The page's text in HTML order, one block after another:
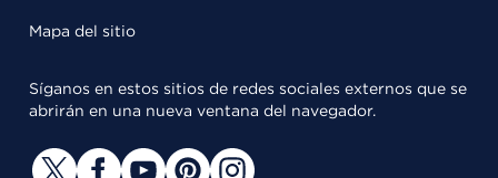
Mapa del sitio
Síganos en estos sitios de redes sociales externos que se
abrirán en una nueva ventana del navegador.